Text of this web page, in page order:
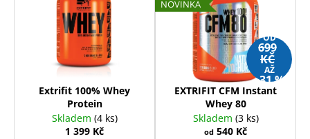
Extrifit 100% Whey
Protein
Skladem (4 ks)
1 399 Kč
NOVINKA
OD
699
KČ
AŽ
–31 %
EXTRIFIT CFM Instant
Whey 80
Skladem (3 ks)
od 540 Kč
HLEDAT